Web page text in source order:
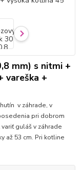
mm) s nitmi +
vareška +
v záhrade, v
pri dobrom
guláš v záhrade
až 53 cm. Pri kotline